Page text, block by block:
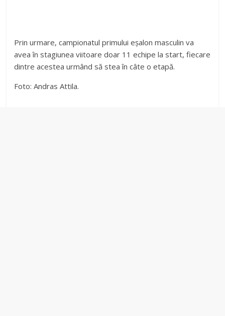
Prin urmare, campionatul primului eșalon masculin va
avea în stagiunea viitoare doar 11 echipe la start, fiecare
dintre acestea urmând să stea în câte o etapă.
Foto: Andras Attila.